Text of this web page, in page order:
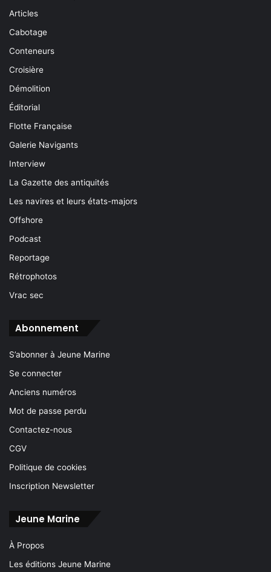
Articles
Cabotage
Conteneurs
Croisière
Démolition
Éditorial
Flotte Française
Galerie Navigants
Interview
La Gazette des antiquités
Les navires et leurs états-majors
Offshore
Podcast
Reportage
Rétrophotos
Vrac sec
Abonnement
S’abonner à Jeune Marine
Se connecter
Anciens numéros
Mot de passe perdu
Contactez-nous
CGV
Politique de cookies
Inscription Newsletter
Jeune Marine
À Propos
Les éditions Jeune Marine